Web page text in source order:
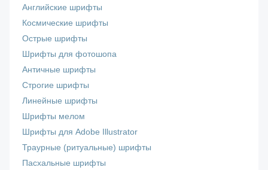
Английские шрифты
Космические шрифты
Острые шрифты
Шрифты для фотошопа
Античные шрифты
Строгие шрифты
Линейные шрифты
Шрифты мелом
Шрифты для Adobe Illustrator
Траурные (ритуальные) шрифты
Пасхальные шрифты